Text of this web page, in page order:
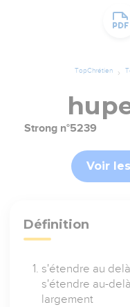
TopChrétien
Strong n°5239
Voir
Définition
s'étendre au
s'étendre au-
largement